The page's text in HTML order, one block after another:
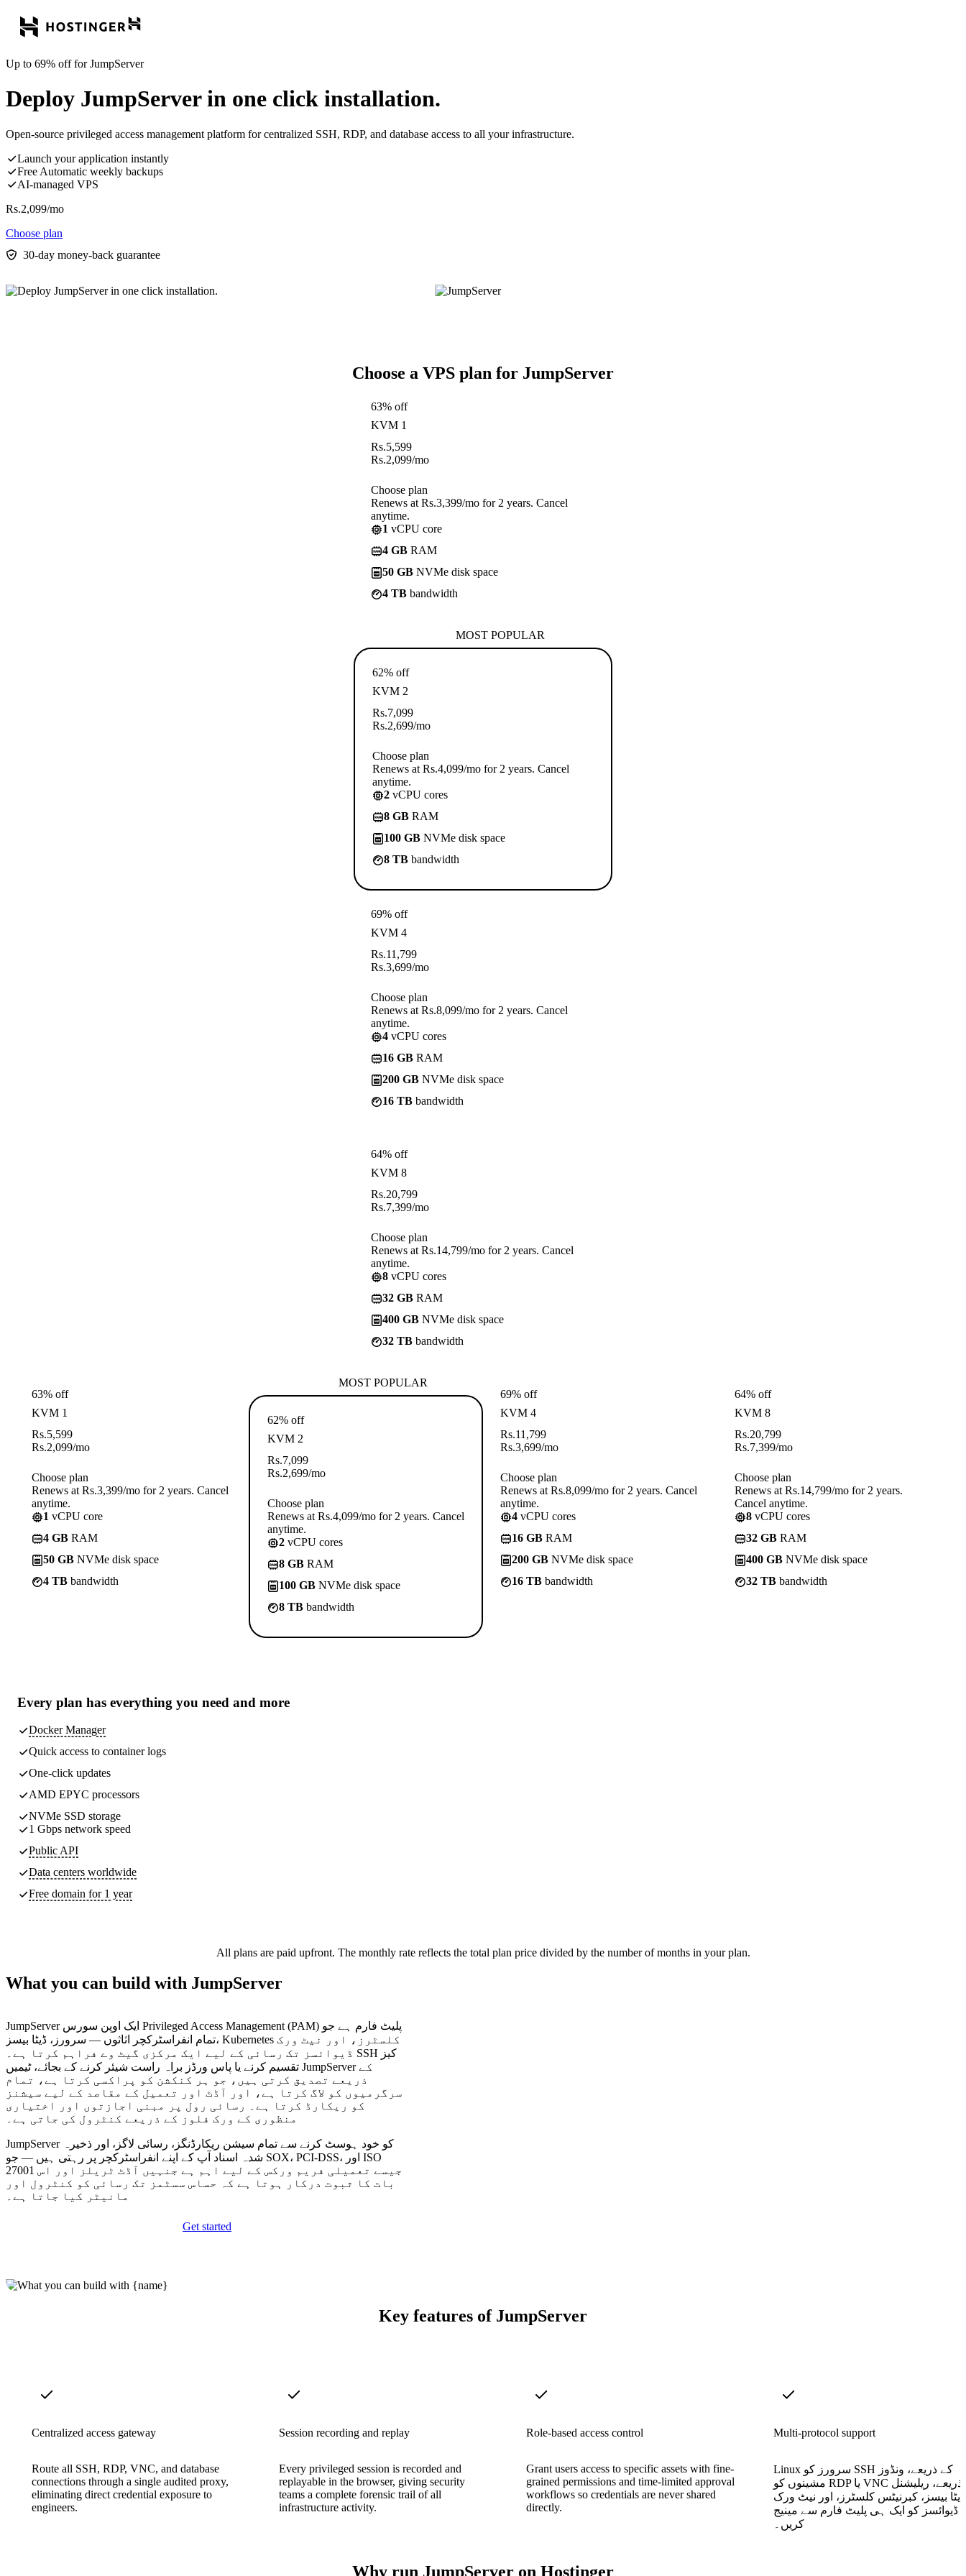
Up to 69% off for JumpServer
Deploy JumpServer in one click installation.
Open-source privileged access management platform for centralized SSH, RDP, and database access to all your infrastructure.
Launch your application instantly
Free Automatic weekly backups
AI-managed VPS
Rs.2,099/mo
Choose plan
30-day money-back guarantee
Choose a VPS plan for JumpServer
63% off
KVM 1
Rs.5,599
Rs.2,099/mo
Choose plan
Renews at Rs.3,399/mo for 2 years. Cancel
anytime.
1 vCPU core
4 GB RAM
50 GB NVMe disk space
4 TB bandwidth
MOST POPULAR
62% off
KVM 2
Rs.7,099
Rs.2,699/mo
Choose plan
Renews at Rs.4,099/mo for 2 years. Cancel
anytime.
2 vCPU cores
8 GB RAM
100 GB NVMe disk space
8 TB bandwidth
69% off
KVM 4
Rs.11,799
Rs.3,699/mo
Choose plan
Renews at Rs.8,099/mo for 2 years. Cancel
anytime.
4 vCPU cores
16 GB RAM
200 GB NVMe disk space
16 TB bandwidth
64% off
KVM 8
Rs.20,799
Rs.7,399/mo
Choose plan
Renews at Rs.14,799/mo for 2 years. Cancel
anytime.
8 vCPU cores
32 GB RAM
400 GB NVMe disk space
32 TB bandwidth
63% off
KVM 1
Rs.5,599
Rs.2,099/mo
Choose plan
Renews at Rs.3,399/mo for 2 years. Cancel
anytime.
1 vCPU core
4 GB RAM
50 GB NVMe disk space
4 TB bandwidth
MOST POPULAR
62% off
KVM 2
Rs.7,099
Rs.2,699/mo
Choose plan
Renews at Rs.4,099/mo for 2 years. Cancel
anytime.
2 vCPU cores
8 GB RAM
100 GB NVMe disk space
8 TB bandwidth
69% off
KVM 4
Rs.11,799
Rs.3,699/mo
Choose plan
Renews at Rs.8,099/mo for 2 years. Cancel
anytime.
4 vCPU cores
16 GB RAM
200 GB NVMe disk space
16 TB bandwidth
64% off
KVM 8
Rs.20,799
Rs.7,399/mo
Choose plan
Renews at Rs.14,799/mo for 2 years.
Cancel anytime.
8 vCPU cores
32 GB RAM
400 GB NVMe disk space
32 TB bandwidth
Every plan has everything you need and more
Docker Manager
Quick access to container logs
One-click updates
AMD EPYC processors
NVMe SSD storage
1 Gbps network speed
Public API
Data centers worldwide
Free domain for 1 year
All plans are paid upfront. The monthly rate reflects the total plan price divided by the number of months in your plan.
What you can build with JumpServer
JumpServer ایک اوپن سورس Privileged Access Management (PAM) پلیٹ فارم ہے جو
تمام انفراسٹرکچر اثاثوں — سرورز، ڈیٹا بیسز، Kubernetes کلسٹرز، اور نیٹ ورک
ڈیوائسز تک رسائی کے لیے ایک مرکزی گیٹ وے فراہم کرتا ہے۔ SSH کیز
تقسیم کرنے یا پاس ورڈز براہ راست شیئر کرنے کے بجائے، ٹیمیں JumpServer کے
ذریعے تصدیق کرتی ہیں، جو ہر کنکشن کو پراکسی کرتا ہے، تمام
سرگرمیوں کو لاگ کرتا ہے، اور آڈٹ اور تعمیل کے مقاصد کے لیے سیشنز
کو ریکارڈ کرتا ہے۔ رسائی رول پر مبنی اجازتوں اور اختیاری
منظوری کے ورک فلوز کے ذریعے کنٹرول کی جاتی ہے۔
JumpServer کو خود ہوسٹ کرنے سے تمام سیشن ریکارڈنگز، رسائی لاگز، اور ذخیرہ
شدہ اسناد آپ کے اپنے انفراسٹرکچر پر رہتی ہیں — جو SOX، PCI-DSS، اور ISO
27001 جیسے تعمیلی فریم ورکس کے لیے اہم ہے جنہیں آڈٹ ٹریلز اور اس
بات کا ثبوت درکار ہوتا ہے کہ حساس سسٹمز تک رسائی کو کنٹرول اور
مانیٹر کیا جاتا ہے۔
Get started
Key features of JumpServer
Centralized access gateway
Route all SSH, RDP, VNC, and database
connections through a single audited proxy,
eliminating direct credential exposure to
engineers.
Session recording and replay
Every privileged session is recorded and
replayable in the browser, giving security
teams a complete forensic trail of all
infrastructure activity.
Role-based access control
Grant users access to specific assets with fine-
grained permissions and time-limited approval
workflows so credentials are never shared
directly.
Multi-protocol support
Linux سرورز کو SSH کے ذریعے، ونڈوز
مشینوں کو RDP یا VNC کے ذریعے، ریلیشنل
ڈیٹا بیسز، کبرنیٹس کلسٹرز، اور نیٹ ورک
ڈیوائسز کو ایک ہی پلیٹ فارم سے مینیج
کریں۔
Why run JumpServer on Hostinger